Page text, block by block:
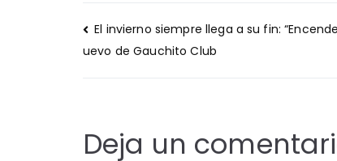
Navegación
de
El invierno siempre llega a su fin:
uevo de Gauchito Club
Deja un